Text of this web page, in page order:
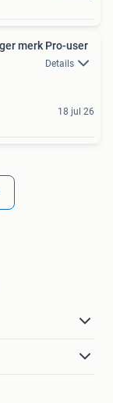
merk Pro-user
Details
18 jul 26